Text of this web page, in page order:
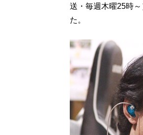
送・毎週木曜25時
た。